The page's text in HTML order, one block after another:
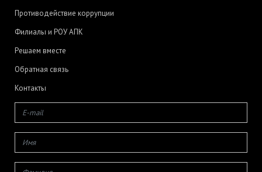
Противодействие коррупции
Филиалы и РОУ АПК
Решаем вместе
Обратная связь
Контакты